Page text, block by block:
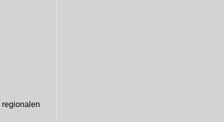
regionalen